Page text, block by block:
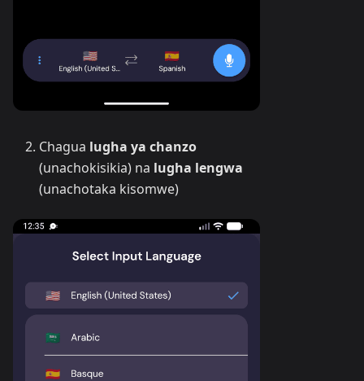
Chagua lugha ya chanzo
(unachokisikia) na lugha lengwa
(unachotaka kisomwe)